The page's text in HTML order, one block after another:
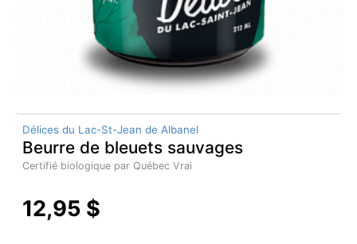
Délices du Lac-St-Jean de Albanel
Beurre de bleuets sauvages
Certifié biologique par Québec Vrai
12,95 $